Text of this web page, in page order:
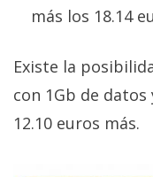
El medio de
encontrarás
todas las
noticias sobre
tecnología,
más los 18.14
Existe la
con 1Gb de
12.10 euros más.